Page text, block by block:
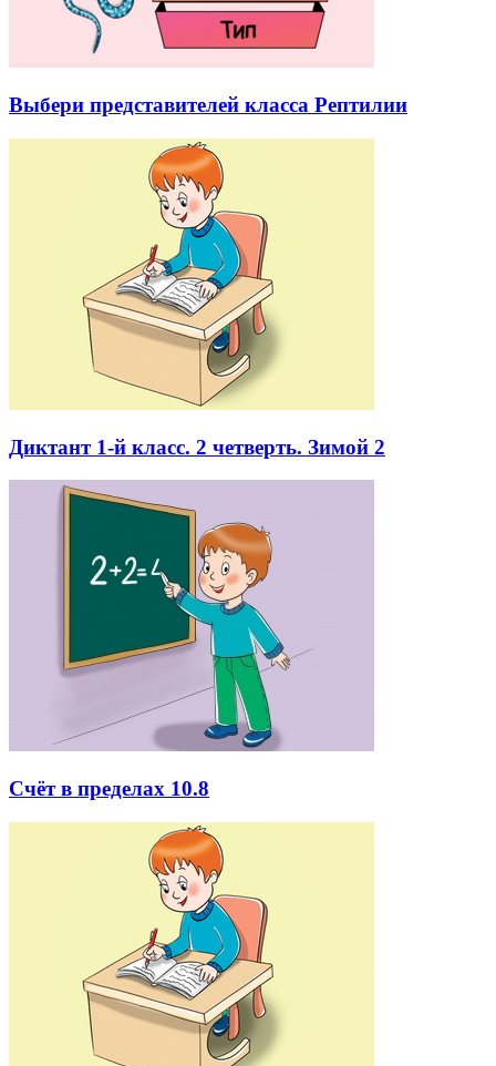
Выбери представителей класса Рептилии
Диктант 1-й класс. 2 четверть. Зимой 2
Счёт в пределах 10.8